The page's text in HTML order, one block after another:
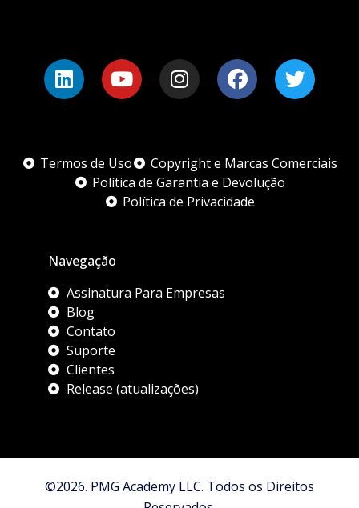
Termos de Uso
Copyright e Marcas Comerciais
Política de Garantia e Devolução
Política de Privacidade
Navegação
Assinatura Para Empresas
Blog
Contato
Suporte
Clientes
Release (atualizações)
©2026. PMG Academy LLC. Todos os Direitos